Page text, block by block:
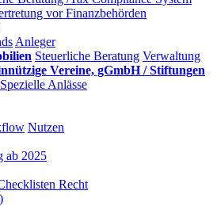
vor Finanzbehörden
Anleger
Steuerliche Beratung Verwaltung
Vereine, gGmbH / Stiftungen
Spezielle Anlässe
Nutzen
ab 2025
Recht